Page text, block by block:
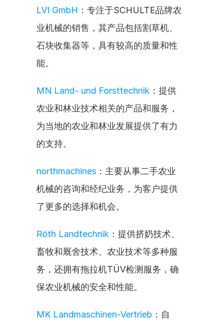
LVI GmbH ：专注于SCHULTE品牌农
业机械的销售，其产品包括割草机、
石块收集器等，具有较高的质量和性
能。
MN Land- und Forsttechnik ：提供
农业和林业技术相关的产品和服务，
为当地的农业和林业发展提供了有力
的支持。
northmachines ：主要从事二手农业
机械的咨询和经纪业务，为客户提供
了更多的选择和机会。
Röth Landtechnik ：提供挤奶技术、
畜牧和厩舍技术、农业技术等多种服
务，还拥有拖拉机TÜV检测服务，确
保农业机械的安全和性能。
MK Landmaschinen-Vertrieb ：自